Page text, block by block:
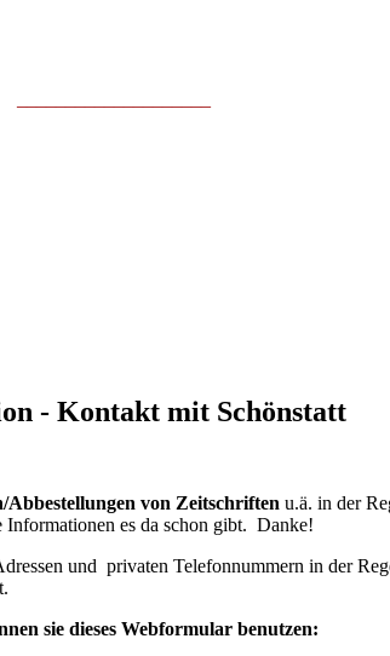
- Kontakt mit Schönstatt
von Zeitschriften u.ä. in der
Informationen es da schon gibt. Danke!
und privaten Telefonnummern in der
sie dieses Webformular benutzen: